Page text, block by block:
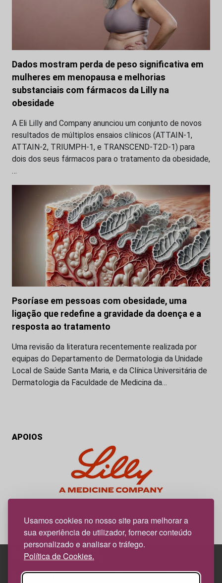
Usamos cookies no nosso site para melhorar a
sua experiência de utilizador, fornecer conteúdo
personalizado e analisar o tráfego.
Política de Cookies.
Dados mostram perda de peso significativa em
mulheres em menopausa e melhorias
substanciais com fármacos da Lilly na
obesidade
A Eli Lilly and Company anunciou um conjunto de novos
resultados de múltiplos ensaios clínicos (ATTAIN-1,
ATTAIN-2, TRIUMPH-1, e TRANSCEND-T2D-1) para
dois dos seus fármacos para o tratamento da obesidade,
…
Psoríase em pessoas com obesidade, uma
ligação que redefine a gravidade da doença e a
resposta ao tratamento
Uma revisão da literatura recentemente realizada por
equipas do Departamento de Dermatologia da Unidade
Local de Saúde Santa Maria, e da Clínica Universitária de
Dermatologia da Faculdade de Medicina da…
APOIOS
News Farma, possível com o apoio da Lilly.
Edif. Lisboa Oriente | Av. Infante D. Henrique, n.º 333H, esc.